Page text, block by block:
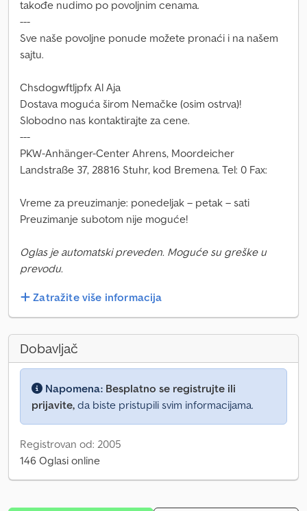
takođe nudimo po povoljnim cenama.
---
Sve naše povoljne ponude možete pronaći i na našem
sajtu.
Chsdogwftljpfx Al Aja
Dostava moguća širom Nemačke (osim ostrva)!
Slobodno nas kontaktirajte za cene.
---
PKW-Anhänger-Center Ahrens, Moordeicher
Landstraße 37, 28816 Stuhr, kod Bremena. Tel: 0 Fax:
Vreme za preuzimanje: ponedeljak – petak – sati
Preuzimanje subotom nije moguće!
Oglas je automatski preveden. Moguće su greške u
prevodu.
Zatražite više informacija
Dobavljač
Napomena: Besplatno se registrujte ili
prijavite, da biste pristupili svim informacijama.
Registrovan od: 2005
146 Oglasi online